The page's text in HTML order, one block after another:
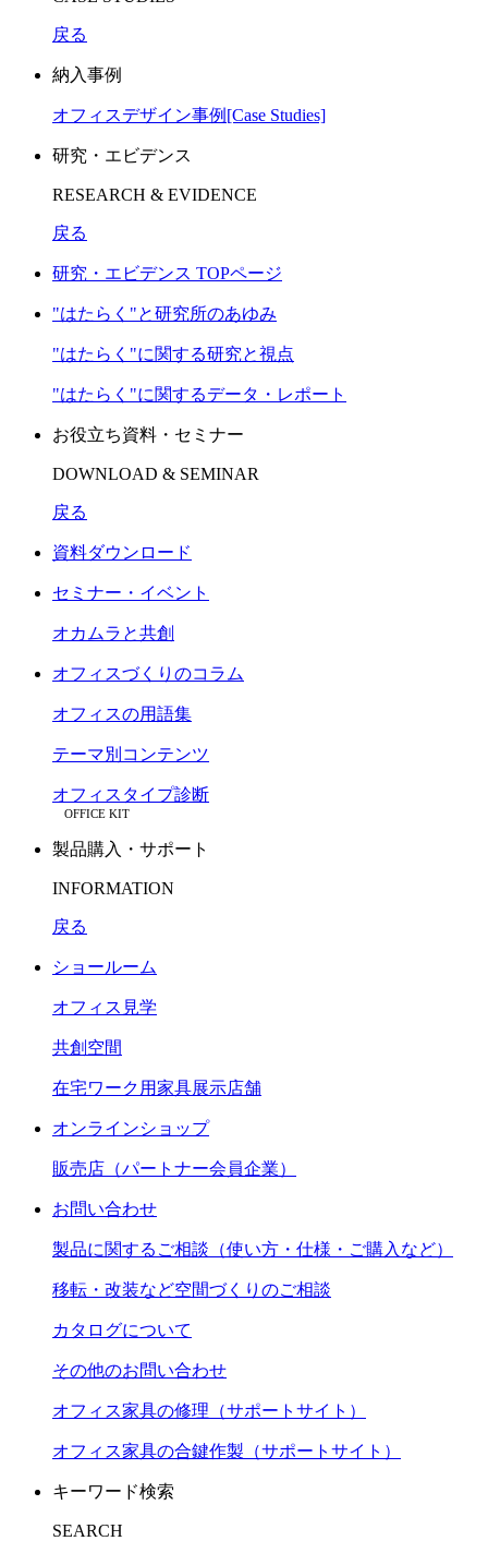
戻る
納入事例
オフィスデザイン事例[Case Studies]
研究・エビデンス
RESEARCH & EVIDENCE
戻る
研究・エビデンス TOPページ
"はたらく"と研究所のあゆみ
"はたらく"に関する研究と視点
"はたらく"に関するデータ・レポート
お役立ち資料・セミナー
DOWNLOAD & SEMINAR
戻る
資料ダウンロード
セミナー・イベント
オカムラと共創
オフィスづくりのコラム
オフィスの用語集
テーマ別コンテンツ
オフィスタイプ診断
OFFICE KIT
製品購入・サポート
INFORMATION
戻る
ショールーム
オフィス見学
共創空間
在宅ワーク用家具展示店舗
オンラインショップ
販売店（パートナー会員企業）
お問い合わせ
製品に関するご相談（使い方・仕様・ご購入など）
移転・改装など空間づくりのご相談
カタログについて
その他のお問い合わせ
オフィス家具の修理（サポートサイト）
オフィス家具の合鍵作製（サポートサイト）
キーワード検索
SEARCH